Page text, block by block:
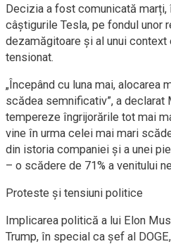
Decizia a fost comunicată marți,
câștigurile Tesla, pe fondul unor
dezamăgitoare și al unui
tensionat.
„Începând cu luna mai, alocarea
scădea semnificativ”, a declarat
tempereze îngrijorările tot mai
vine în urma celei mai mari
din istoria companiei și a unei
– o scădere de 71% a venitului
Proteste și tensiuni politice
Implicarea politică a lui Elon
Trump, în special ca șef al